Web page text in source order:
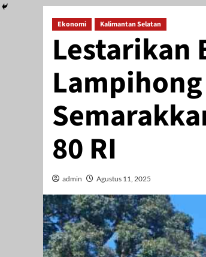
Ekonomi Kalimantan Selatan
Lestarikan
80 RI
admin Agustus 11, 2025